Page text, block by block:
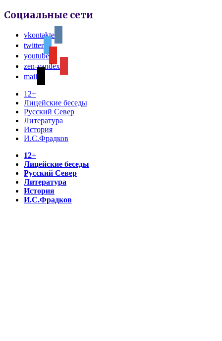
Социальные сети
vkontakte
twitter
youtube
zen-yandex
mail
12+
Лицейские беседы
Русский Север
Литература
История
И.С.Фрадков
12+
Лицейские беседы
Русский Север
Литература
История
И.С.Фрадков